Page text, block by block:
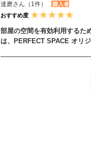
達磨さん（1件） 購入者
おすすめ度
部屋の空間を有効利用するた
は、PERFECT SPACE オリ